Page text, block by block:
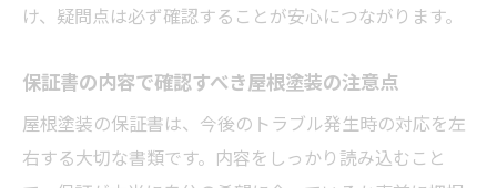
け、疑問点は必ず確認することが安心につながります。
保証書の内容で確認すべき屋根塗装の注意点
屋根塗装の保証書は、今後のトラブル発生時の対応を左
右する大切な書類です。内容をしっかり読み込むこと